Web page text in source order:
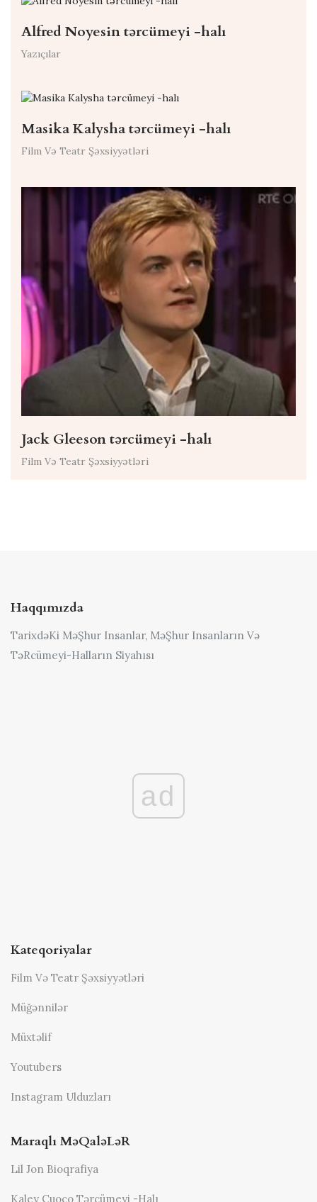
Alfred Noyesin tərcümeyi -halı
Yazıçılar
Masika Kalysha tərcümeyi -halı
Film Və Teatr Şəxsiyyətləri
Jack Gleeson tərcümeyi -halı
Film Və Teatr Şəxsiyyətləri
Haqqımızda
TarixdəKi MəŞhur Insanlar, MəŞhur Insanların Və
TəRcümeyi-Halların Siyahısı
ad
Kateqoriyalar
Film Və Teatr Şəxsiyyətləri
Müğənnilər
Müxtəlif
Youtubers
Instagram Ulduzları
Maraqlı MəQaləLəR
Lil Jon Bioqrafiya
Kaley Cuoco Tərcümeyi -halı